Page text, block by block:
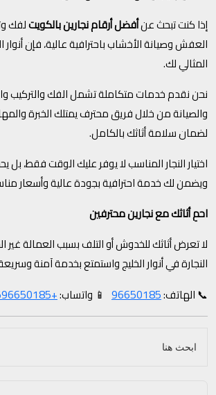
إذا كنت تبحث عنأفضل أرقام نجارين بالكويتلفك
العفش وصيانة الأخشاب باحترافية عالية، فإن أنوار
المثالي لك.
نحن نقدم خدمات متكاملة تشمل الفك والتركيب
والصيانة من خلال فريق محترف يمتلك الخبرة
لضمان سلامة أثاثك بالكامل.
اختيار النجار المناسب لا يوفر عليك الوقت فقط،
ويضمن لك خدمة احترافية بجودة عالية وأسعار
احمِ أثاثك مع نجارين محترفين
لا تعرض أثاثك للخدوش أو التلف بسبب العمالة غير
النجارة في أنوار الخليج واستمتع بخدمة آمنة
📞 الهاتف:96650185 📱 واتساب:+96596650185